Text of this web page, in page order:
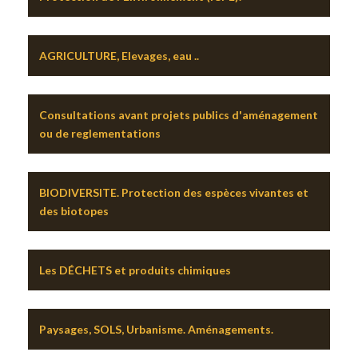
AGRICULTURE, Elevages, eau ..
Consultations avant projets publics d'aménagement
ou de reglementations
BIODIVERSITE. Protection des espèces vivantes et
des biotopes
Les DÉCHETS et produits chimiques
Paysages, SOLS, Urbanisme. Aménagements.